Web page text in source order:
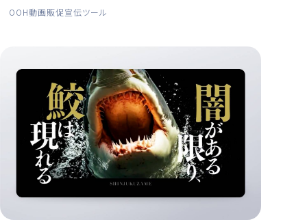
OOH動画販促宣伝ツール